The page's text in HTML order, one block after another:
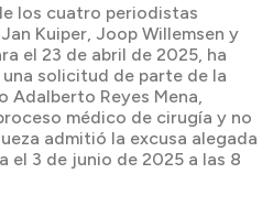
los cuatro periodistas
Kuiper, Joop Willemsen y
el 23 de abril de 2025, ha
solicitud de parte de la
Adalberto Reyes Mena,
médico de cirugía y no
admitió la excusa alegada
el 3 de junio de 2025 a las 8